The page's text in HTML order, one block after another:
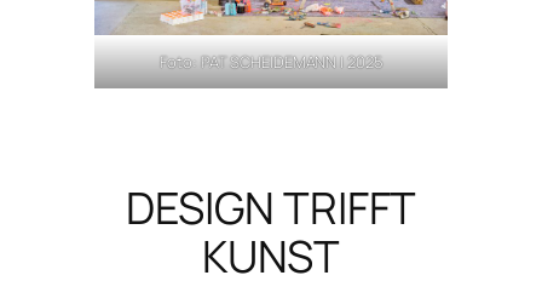
Foto: PAT SCHEIDEMANN | 2025
DESIGN TRIFFT
KUNST